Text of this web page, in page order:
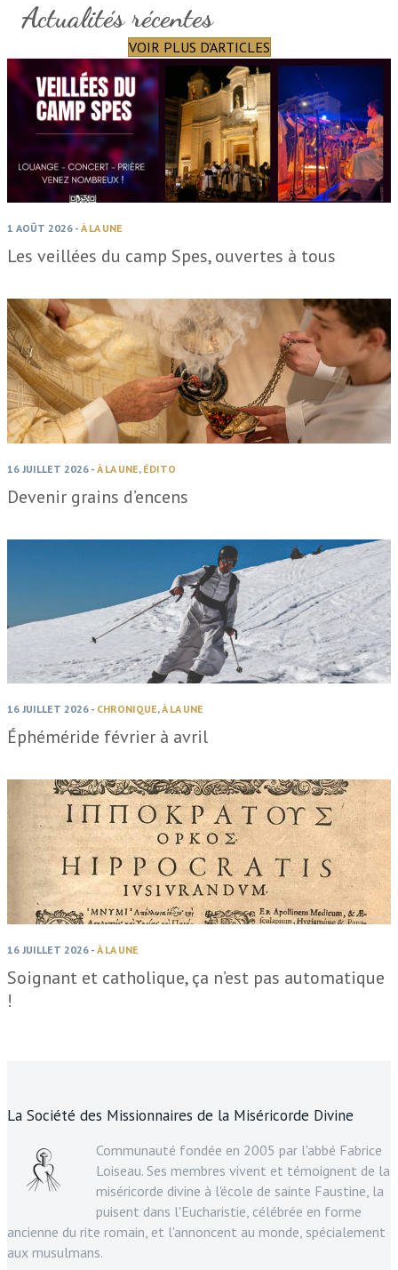
Actualités récentes
VOIR PLUS D'ARTICLES
1 AOÛT 2026 - À LA UNE
Les veillées du camp Spes, ouvertes à tous
16 JUILLET 2026 - À LA UNE, ÉDITO
Devenir grains d’encens
16 JUILLET 2026 - CHRONIQUE,À LA UNE
Éphéméride février à avril
16 JUILLET 2026 - À LA UNE
Soignant et catholique, ça n’est pas automatique
!
La Société des Missionnaires de la Miséricorde Divine
Communauté fondée en 2005 par l'abbé Fabrice
Loiseau. Ses membres vivent et témoignent de la
miséricorde divine à l'école de sainte Faustine, la
puisent dans l'Eucharistie, célébrée en forme
ancienne du rite romain, et l'annoncent au monde, spécialement
aux musulmans.